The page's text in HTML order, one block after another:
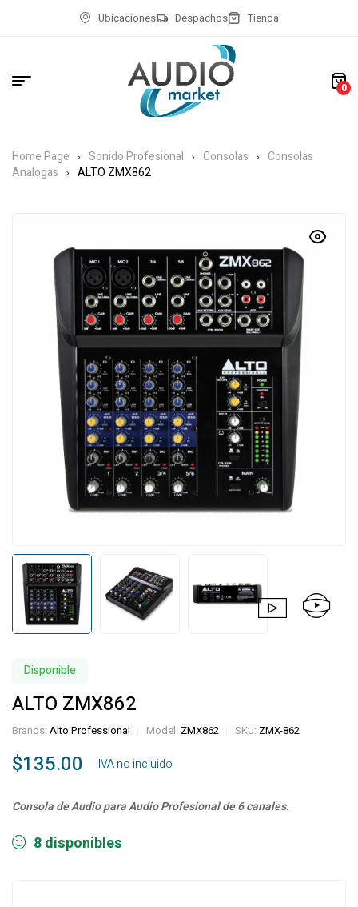
Ubicaciones Despachos Tienda
0
Home Page Sonido Profesional Consolas
Consolas
Analogas
ALTO ZMX862
Disponible
ALTO ZMX862
Brands: Alto Professional Model: ZMX862 SKU: ZMX-862
$135.00 ‎ ‎ ‎ IVA no incluido
Consola de Audio para Audio Profesional de 6 canales.
8 disponibles